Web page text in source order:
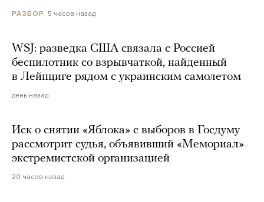
РАЗБОР 5 часов назад
WSJ: разведка США связала с Россией
беспилотник со взрывчаткой, найденный
в Лейпциге рядом с украинским самолетом
день назад
Иск о снятии «Яблока» с выборов в Госдуму
рассмотрит судья, объявивший «Мемориал»
экстремистской организацией
20 часов назад